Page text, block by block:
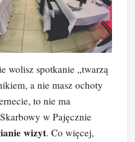
wolisz spotkanie „twarzą
a nie masz ochoty
to nie ma
w Pajęcznie
wizyt. Co więcej,